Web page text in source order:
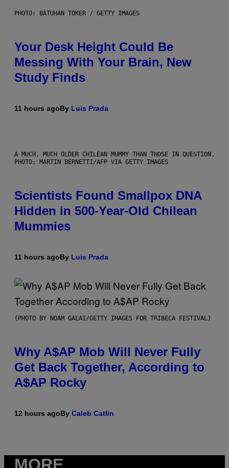
PHOTO: BATUHAN TOKER / GETTY IMAGES
Your Desk Height Could Be
Messing With Your Brain, New
Study Finds
11 hours agoBy Luis Prada
A MUCH, MUCH OLDER CHILEAN MUMMY THAN THOSE IN QUESTION.
PHOTO: MARTIN BERNETTI/AFP VIA GETTY IMAGES
Scientists Found Smallpox DNA
Hidden in 500-Year-Old Chilean
Mummies
11 hours agoBy Luis Prada
(PHOTO BY NOAM GALAI/GETTY IMAGES FOR TRIBECA FESTIVAL)
Why A$AP Mob Will Never Fully
Get Back Together, According to
A$AP Rocky
12 hours agoBy Caleb Catlin